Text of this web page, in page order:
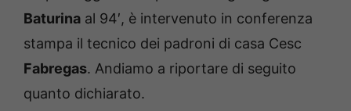
Baturina al 94′, è intervenuto in conferenza
stampa il tecnico dei padroni di casa Cesc
Fabregas. Andiamo a riportare di seguito
quanto dichiarato.